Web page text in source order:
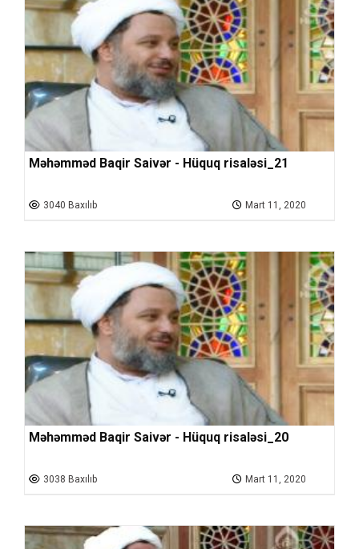
Məhəmməd Baqir Saivər - Hüquq risaləsi_21
3040 Baxılıb Mart 11, 2020
Məhəmməd Baqir Saivər - Hüquq risaləsi_20
3038 Baxılıb Mart 11, 2020